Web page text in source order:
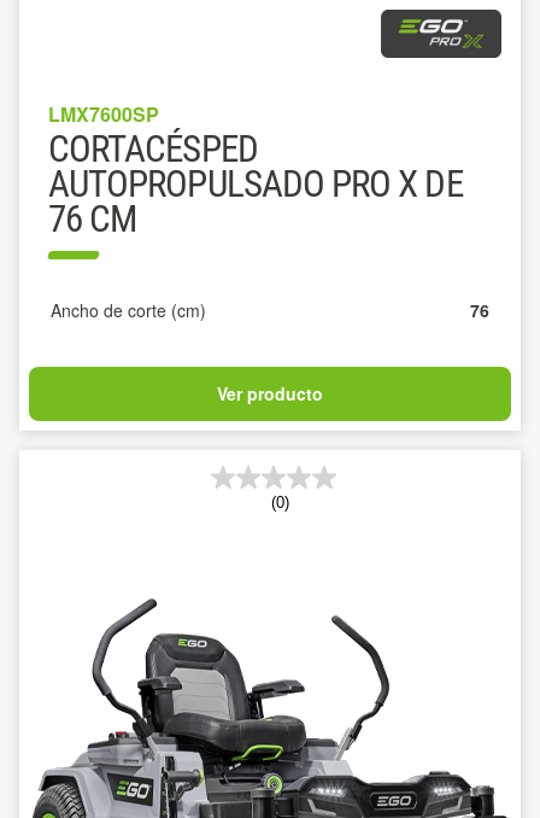
LMX7600SP
CORTACÉSPED
AUTOPROPULSADO PRO X DE
76 CM
Ancho de corte (cm) 76
Ver producto
(0)